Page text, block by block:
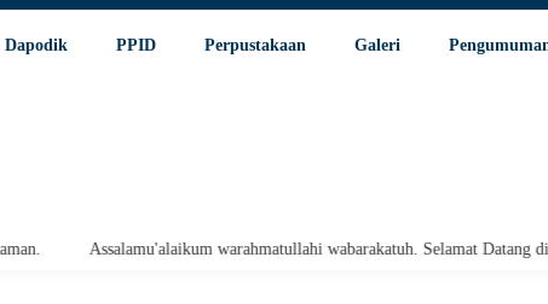
Dapodik PPID Perpustakaan Galeri
Assalamu'alaikum warahmatullahi wabarakatuh. Selamat Datang di